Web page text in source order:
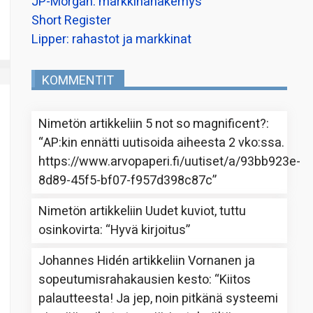
Short Register
Lipper: rahastot ja markkinat
KOMMENTIT
Nimetön artikkeliin 5 not so magnificent?:
“AP:kin ennätti uutisoida aiheesta 2 vko:ssa.
https://www.arvopaperi.fi/uutiset/a/93bb923e-
8d89-45f5-bf07-f957d398c87c”
Nimetön artikkeliin Uudet kuviot, tuttu
osinkovirta: “Hyvä kirjoitus”
Johannes Hidén artikkeliinVornanen ja
sopeutumisrahakausien kesto: “Kiitos
palautteesta! Ja jep, noin pitkänä systeemi